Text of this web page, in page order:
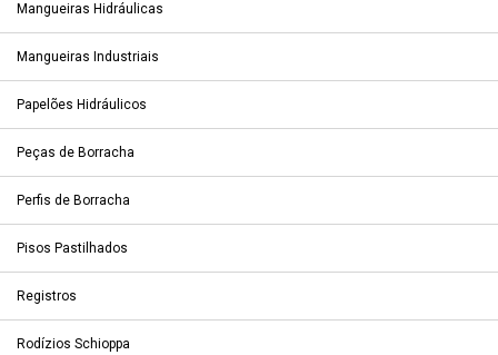
Mangueiras Hidráulicas
Mangueiras Industriais
Papelões Hidráulicos
Peças de Borracha
Perfis de Borracha
Pisos Pastilhados
Registros
Rodízios Schioppa